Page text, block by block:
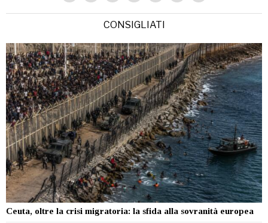
CONSIGLIATI
Ceuta, oltre la crisi migratoria: la sfida alla sovranità europea